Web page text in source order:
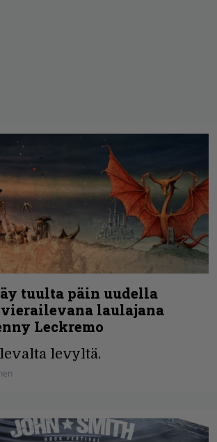
tuulta päin uudella
laulajana
Leckremo
levyltä.